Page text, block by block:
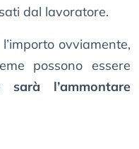
dal lavoratore.
ovviamente,
possono essere
sarà l’ammontare